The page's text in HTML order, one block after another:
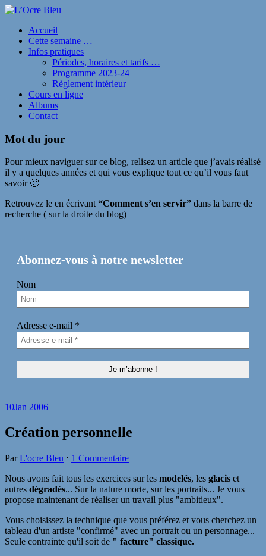
Accueil
Cette semaine …
Infos pratiques
Périodes, horaires et tarifs …
Programme 2023-24
Règlement intérieur
Cours en ligne
Albums
Contact
Mot du jour
Pour mieux naviguer sur ce blog, relisez un article que j’avais réalisé
il y a quelques années et qui vous explique tout ce qu’il vous faut
savoir 🙂
Retrouvez le en écrivant“Comment s’en servir” dans la barre de
recherche ( sur la droite du blog)
Abonnez-vous à notre newsletter
Nom
Adresse e-mail *
10Jan 2006
Création personnelle
ParL'ocre Bleu ⋅ 1 Commentaire
Nous avons fait tous les exercices sur les modelés, les glacis et
autres dégradés... Sur la nature morte, sur les portraits... Je vous
propose maintenant de réaliser un travail plus "ambitieux".
Vous choisissez la technique que vous préférez et vous cherchez un
tableau d'un artiste "confirmé" avec un portrait ou un personnage...
Seule contrainte qu'il soit de " facture" classique.